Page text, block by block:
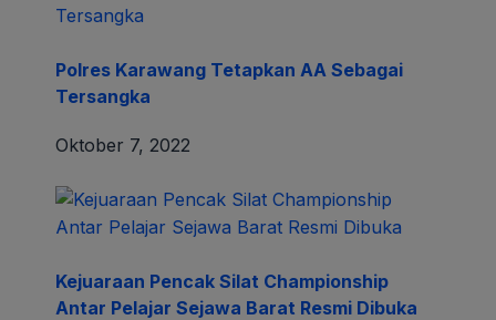
Polres Karawang Tetapkan AA Sebagai
Tersangka
Oktober 7, 2022
Kejuaraan Pencak Silat Championship
Antar Pelajar Sejawa Barat Resmi Dibuka